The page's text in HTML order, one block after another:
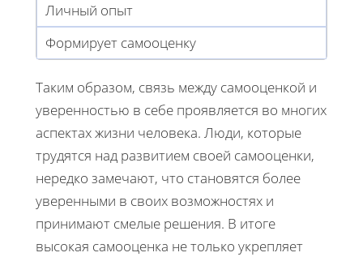
Личный опыт
Формирует самооценку
Таким образом, связь между самооценкой и
уверенностью в себе проявляется во многих
аспектах жизни человека. Люди, которые
трудятся над развитием своей самооценки,
нередко замечают, что становятся более
уверенными в своих возможностях и
принимают смелые решения. В итоге
высокая самооценка не только укрепляет